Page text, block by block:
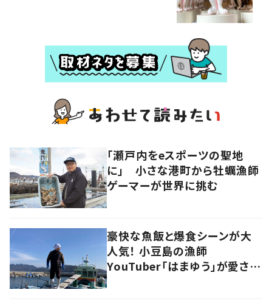
「瀬戸内をeスポーツの聖地
に」 小さな港町から牡蠣漁師
ゲーマーが世界に挑む
豪快な魚飯と爆食シーンが大
人気！ 小豆島の漁師
YouTuber「はまゆう」が愛され